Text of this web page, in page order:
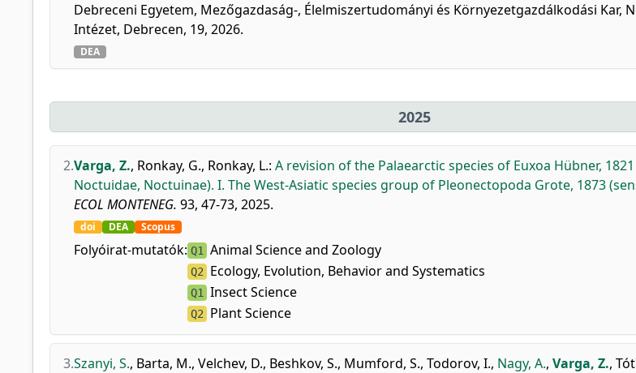
Debreceni Egyetem, Mezőgazdaság-, Élelmiszertudományi és Környezetgazdálkodási Kar,
Intézet, Debrecen, 19, 2026.
DEA
2025
2.Varga, Z., Ronkay, G., Ronkay, L.: A revision of the Palaearctic species of Euxoa Hübner,
Noctuidae, Noctuinae). I. The West-Asiatic species group of Pleonectopoda Grote, 1873
ECOL MONTENEG. 93, 47-73, 2025.
doi DEA Scopus
Folyóirat-mutatók: Q1 Animal Science and Zoology
Q2 Ecology, Evolution, Behavior and Systematics
Q1 Insect Science
Q2 Plant Science
3.Szanyi, S., Barta, M., Velchev, D., Beshkov, S., Mumford, S., Todorov, I., Nagy, A., Varga, Z.,